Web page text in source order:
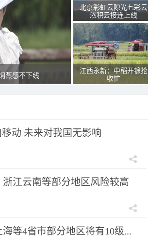
蒸感不下线
北京彩虹云隙光七彩云
浓积云接连上线
江西永新：中稻开镰抢
收忙
动 未来对我国无影响
江云南等部分地区风险较高
等4省市部分地区将有10级...